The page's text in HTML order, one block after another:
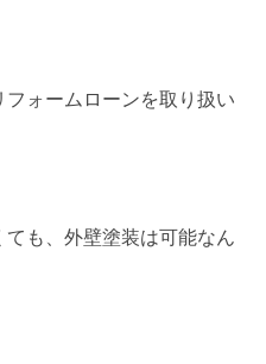
ォームローンを取り扱い
も、外壁塗装は可能なん